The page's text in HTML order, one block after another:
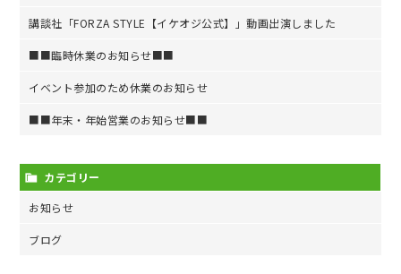
講談社「FORZA STYLE【イケオジ公式】」動画出演しました
■■臨時休業のお知らせ■■
イベント参加のため休業のお知らせ
■■年末・年始営業のお知らせ■■
カテゴリー
お知らせ
ブログ